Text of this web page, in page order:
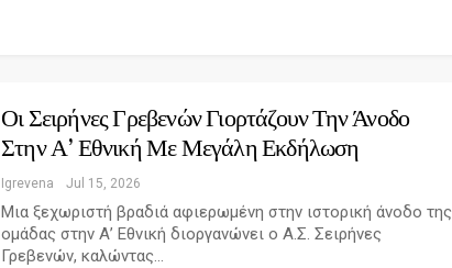
Οι Σειρήνες Γρεβενών Γιορτάζουν Την Άνοδο
Στην Α’ Εθνική Με Μεγάλη Εκδήλωση
Igrevena Jul 15, 2026
Μια ξεχωριστή βραδιά αφιερωμένη στην ιστορική άνοδο της
ομάδας στην Α’ Εθνική διοργανώνει ο Α.Σ. Σειρήνες
Γρεβενών, καλώντας…